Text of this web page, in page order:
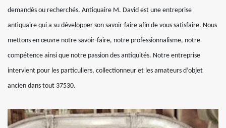
demandés ou recherchés. Antiquaire M. David est une entreprise
antiquaire qui a su développer son savoir-faire afin de vous satisfaire. Nous
mettons en œuvre notre savoir-faire, notre professionnalisme, notre
compétence ainsi que notre passion des antiquités. Notre entreprise
intervient pour les particuliers, collectionneur et les amateurs d’objet
ancien dans tout 37530.